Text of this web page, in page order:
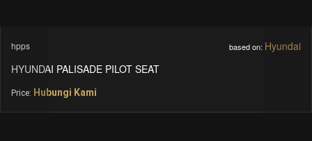
01012025 based on:Toyota
TOYOTA HIACE COMMUTER
Price: Hubungi Kami